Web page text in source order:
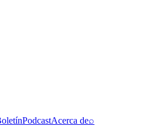
PodcastAcerca de⌕